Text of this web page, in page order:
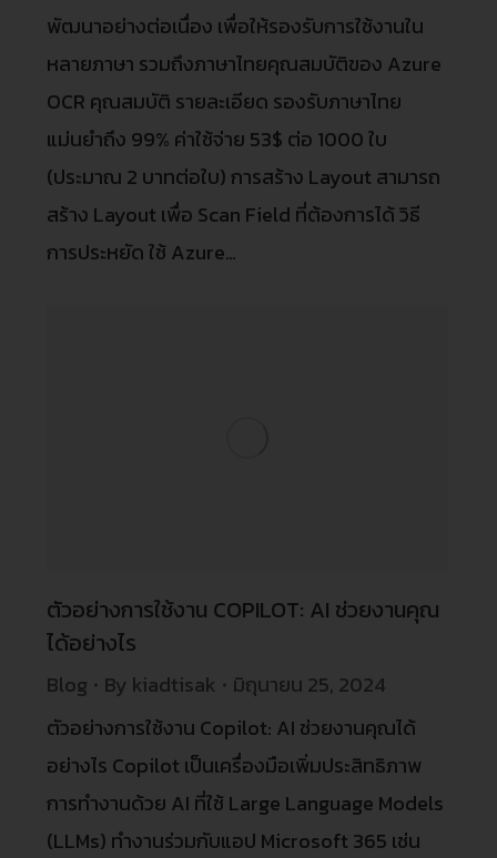
พัฒนาอย่างต่อเนื่อง เพื่อให้รองรับการใช้งานใน
หลายภาษา รวมถึงภาษาไทยคุณสมบัติของ Azure
OCR คุณสมบัติ รายละเอียด รองรับภาษาไทย
แม่นยำถึง 99% ค่าใช้จ่าย 53$ ต่อ 1000 ใบ
(ประมาณ 2 บาทต่อใบ) การสร้าง Layout สามารถ
สร้าง Layout เพื่อ Scan Field ที่ต้องการได้ วิธี
การประหยัด ใช้ Azure…
ตัวอย่างการใช้งาน COPILOT: AI ช่วยงานคุณ
ได้อย่างไร
Blog By kiadtisak
มิถุนายน 25, 2024
ตัวอย่างการใช้งาน Copilot: AI ช่วยงานคุณได้
อย่างไร Copilot เป็นเครื่องมือเพิ่มประสิทธิภาพ
การทำงานด้วย AI ที่ใช้ Large Language Models
(LLMs) ทำงานร่วมกับแอป Microsoft 365 เช่น